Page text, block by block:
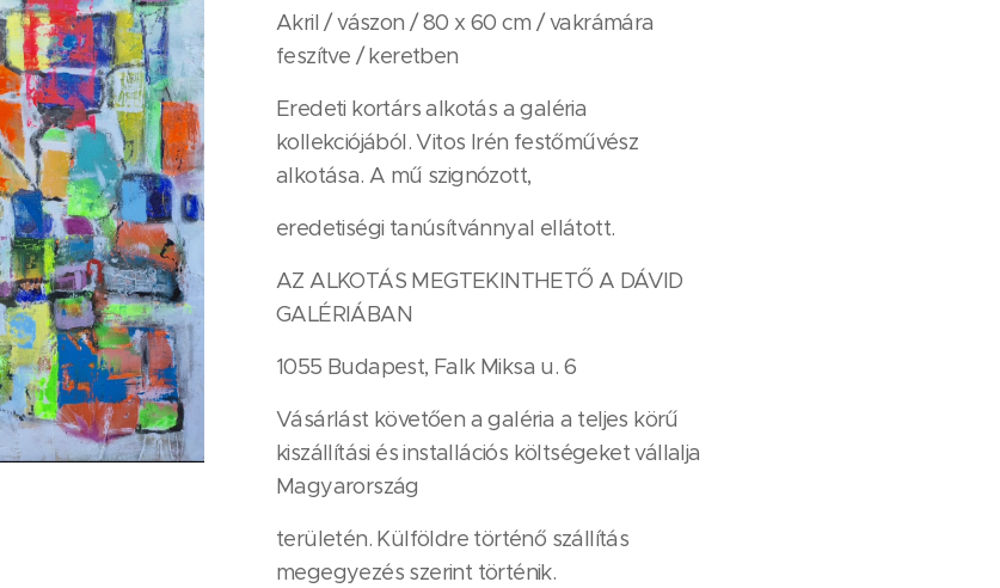
Akril / vászon / 80 x 60 cm / vakrámára
feszítve / keretben
Eredeti kortárs alkotás a galéria
kollekciójából. Vitos Irén festőművész
alkotása. A mű szignózott,
eredetiségi tanúsítvánnyal ellátott.
AZ ALKOTÁS MEGTEKINTHETŐ A DÁVID
GALÉRIÁBAN
1055 Budapest, Falk Miksa u. 6
Vásárlást követően a galéria a teljes körű
kiszállítási és installációs költségeket vállalja
Magyarország
területén. Külföldre történő szállítás
megegyezés szerint történik.